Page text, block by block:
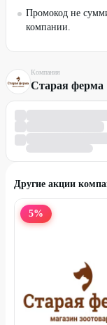
Промокод не
компании.
Компания
Старая ферма
Другие акции
5%